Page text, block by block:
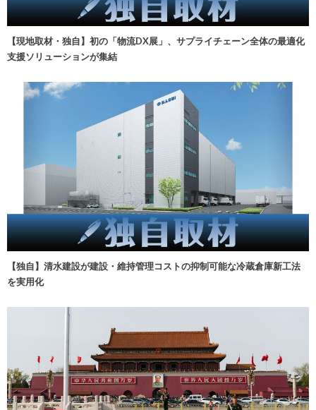
【現地取材・独自】初の「物流DX展」、サプライチェーン全体の最適化
支援ソリューションが集結
【独自】清水建設が建設・維持管理コストの抑制可能な冷蔵倉庫新工法
を実用化